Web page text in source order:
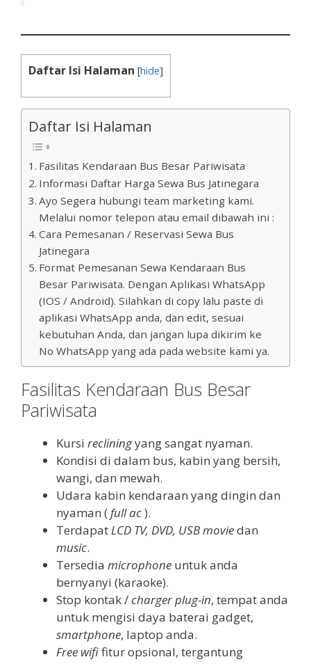
Daftar Isi Halaman [hide]
Daftar Isi Halaman
Fasilitas Kendaraan Bus Besar Pariwisata
Informasi Daftar Harga Sewa Bus Jatinegara
Ayo Segera hubungi team marketing kami.
Melalui nomor telepon atau email dibawah ini :
Cara Pemesanan / Reservasi Sewa Bus
Jatinegara
Format Pemesanan Sewa Kendaraan Bus
Besar Pariwisata. Dengan Aplikasi WhatsApp
(IOS / Android). Silahkan di copy lalu paste di
aplikasi WhatsApp anda, dan edit, sesuai
kebutuhan Anda, dan jangan lupa dikirim ke
No WhatsApp yang ada pada website kami ya.
Fasilitas Kendaraan Bus Besar
Pariwisata
Kursi recliningyang sangat nyaman.
Kondisi di dalam bus, kabin yang bersih,
wangi, dan mewah.
Udara kabin kendaraan yang dingin dan
nyaman (full ac).
TerdapatLCD TV, DVD, USB moviedan
music.
Tersedia microphone untuk anda
bernyanyi (karaoke).
Stop kontak /charger plug-in, tempat anda
untuk mengisi daya baterai gadget,
smartphone, laptop anda.
Free wififitur opsional, tergantung